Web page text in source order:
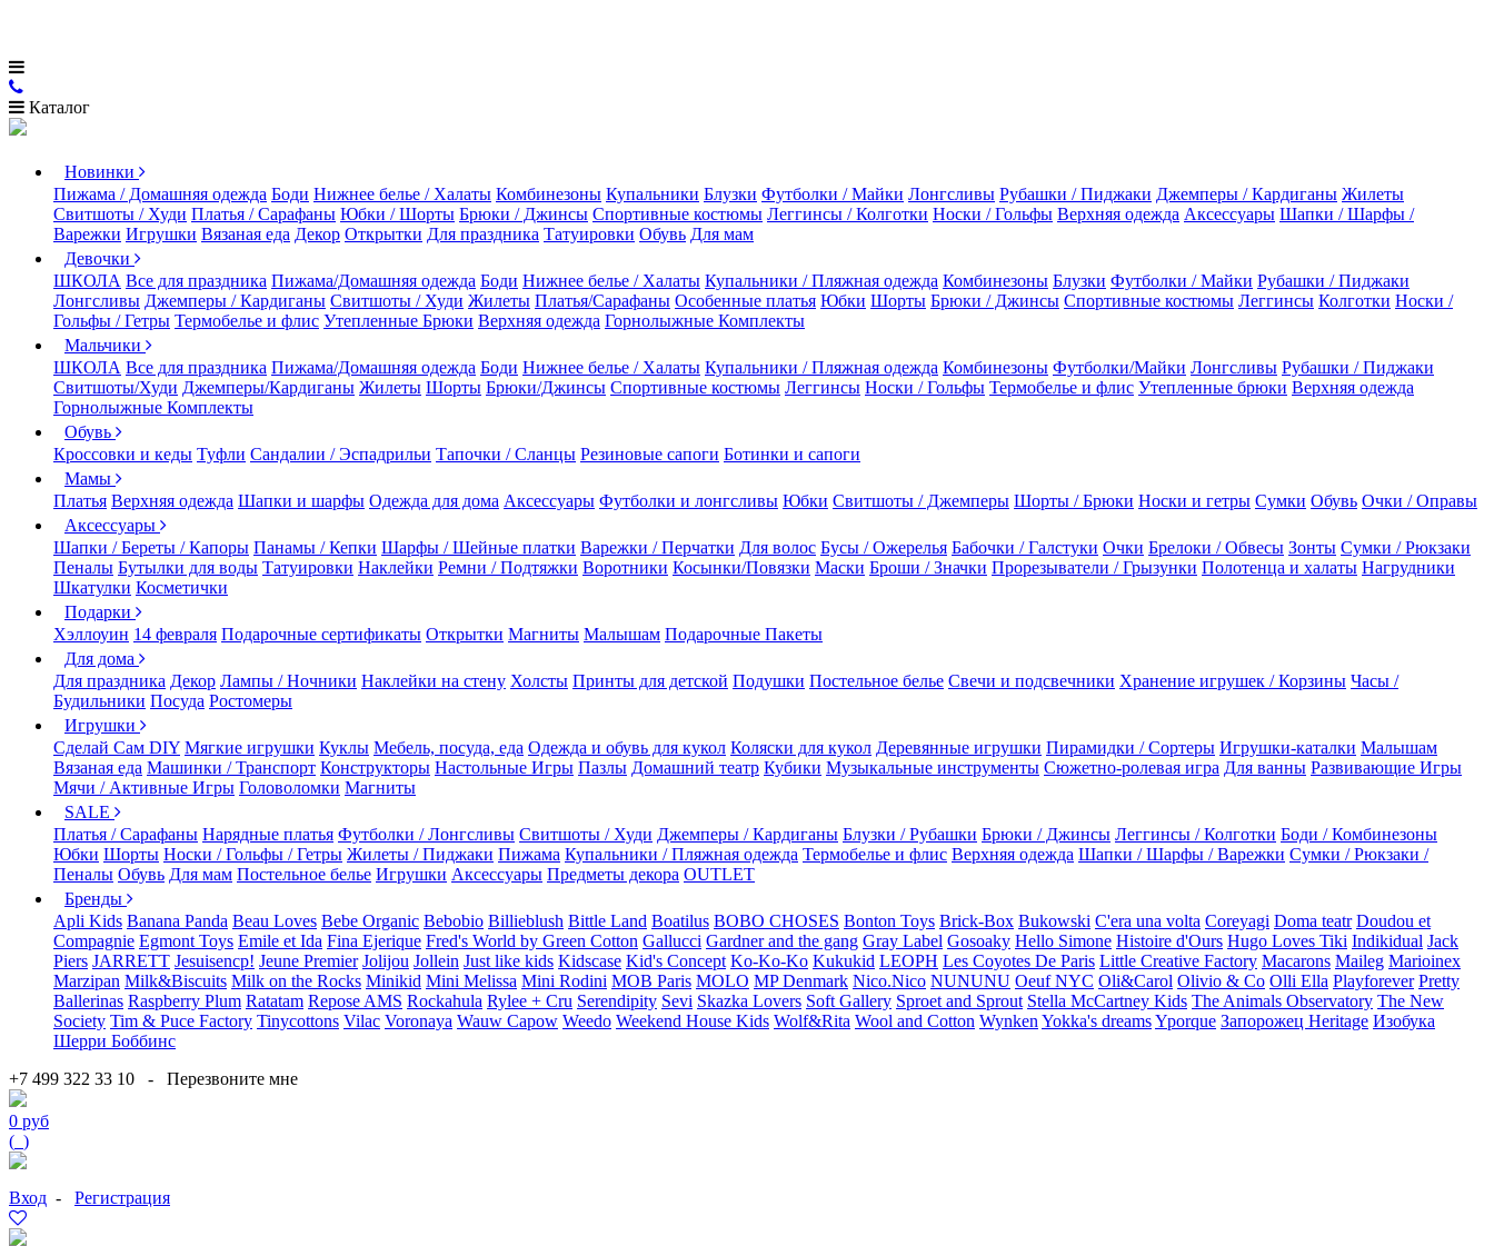
Каталог
Новинки
Пижама / Домашняя одежда Боди Нижнее белье / Халаты Комбинезоны Купальники Блузки Футболки / Майки Лонгсливы Рубашки / Пиджаки Джемперы / Кардиганы Жилеты
Свитшоты / Худи Платья / Сарафаны Юбки / Шорты Брюки / Джинсы Спортивные костюмы Леггинсы / Колготки Носки / Гольфы Верхняя одежда Аксессуары Шапки / Шарфы /
Варежки Игрушки Вязаная еда Декор Открытки Для праздника Татуировки Обувь Для мам
Девочки
ШКОЛА Все для праздника Пижама/Домашняя одежда Боди Нижнее белье / Халаты Купальники / Пляжная одежда Комбинезоны Блузки Футболки / Майки Рубашки / Пиджаки
Лонгсливы Джемперы / Кардиганы Свитшоты / Худи Жилеты Платья/Сарафаны Особенные платья Юбки Шорты Брюки / Джинсы Спортивные костюмы Леггинсы Колготки Носки /
Гольфы / Гетры Термобелье и флис Утепленные Брюки Верхняя одежда Горнолыжные Комплекты
Мальчики
ШКОЛА Все для праздника Пижама/Домашняя одежда Боди Нижнее белье / Халаты Купальники / Пляжная одежда Комбинезоны Футболки/Майки Лонгсливы Рубашки / Пиджаки
Свитшоты/Худи Джемперы/Кардиганы Жилеты Шорты Брюки/Джинсы Спортивные костюмы Леггинсы Носки / Гольфы Термобелье и флис Утепленные брюки Верхняя одежда
Горнолыжные Комплекты
Обувь
Кроссовки и кеды Туфли Сандалии / Эспадрильи Тапочки / Сланцы Резиновые сапоги Ботинки и сапоги
Мамы
Платья Верхняя одежда Шапки и шарфы Одежда для дома Аксессуары Футболки и лонгсливы Юбки Свитшоты / Джемперы Шорты / Брюки Носки и гетры Сумки Обувь Очки / Оправы
Аксессуары
Шапки / Береты / Капоры Панамы / Кепки Шарфы / Шейные платки Варежки / Перчатки Для волос Бусы / Ожерелья Бабочки / Галстуки Очки Брелоки / Обвесы Зонты Сумки / Рюкзаки
Пеналы Бутылки для воды Татуировки Наклейки Ремни / Подтяжки Воротники Косынки/Повязки Маски Броши / Значки Прорезыватели / Грызунки Полотенца и халаты Нагрудники
Шкатулки Косметички
Подарки
Хэллоуин 14 февраля Подарочные сертификаты Открытки Магниты Малышам Подарочные Пакеты
Для дома
Для праздника Декор Лампы / Ночники Наклейки на стену Холсты Принты для детской Подушки Постельное белье Свечи и подсвечники Хранение игрушек / Корзины Часы /
Будильники Посуда Ростомеры
Игрушки
Сделай Сам DIY Мягкие игрушки Куклы Мебель, посуда, еда Одежда и обувь для кукол Коляски для кукол Деревянные игрушки Пирамидки / Сортеры Игрушки-каталки Малышам
Вязаная еда Машинки / Транспорт Конструкторы Настольные Игры Пазлы Домашний театр Кубики Музыкальные инструменты Сюжетно-ролевая игра Для ванны Развивающие Игры
Мячи / Активные Игры Головоломки Магниты
SALE
Платья / Сарафаны Нарядные платья Футболки / Лонгсливы Свитшоты / Худи Джемперы / Кардиганы Блузки / Рубашки Брюки / Джинсы Леггинсы / Колготки Боди / Комбинезоны
Юбки Шорты Носки / Гольфы / Гетры Жилеты / Пиджаки Пижама Купальники / Пляжная одежда Термобелье и флис Верхняя одежда Шапки / Шарфы / Варежки Сумки / Рюкзаки /
Пеналы Обувь Для мам Постельное белье Игрушки Аксессуары Предметы декора OUTLET
Бренды
Apli Kids Banana Panda Beau Loves Bebe Organic Bebobio Billieblush Bittle Land Boatilus BOBO CHOSES Bonton Toys Brick-Box Bukowski C'era una volta Coreyagi Doma teatr Doudou et
Compagnie Egmont Toys Emile et Ida Fina Ejerique Fred's World by Green Cotton Gallucci Gardner and the gang Gray Label Gosoaky Hello Simone Histoire d'Ours Hugo Loves Tiki Indikidual Jack
Piers JARRETT Jesuisencp! Jeune Premier Jolijou Jollein Just like kids Kidscase Kid's Concept Ko-Ko-Ko Kukukid LEOPH Les Coyotes De Paris Little Creative Factory Macarons Maileg Marioinex
Marzipan Milk&Biscuits Milk on the Rocks Minikid Mini Melissa Mini Rodini MOB Paris MOLO MP Denmark Nico.Nico NUNUNU Oeuf NYC Oli&Carol Olivio & Co Olli Ella Playforever Pretty
Ballerinas Raspberry Plum Ratatam Repose AMS Rockahula Rylee + Cru Serendipity Sevi Skazka Lovers Soft Gallery Sproet and Sprout Stella McCartney Kids The Animals Observatory The New
Society Tim & Puce Factory Tinycottons Vilac Voronaya Wauw Capow Weedo Weekend House Kids Wolf&Rita Wool and Cotton Wynken Yokka's dreamsYporque Запорожец Heritage Изобука
Шерри Боббинс
+7 499 322 33 10 - Перезвоните мне
0 руб
( )
Вход - Регистрация